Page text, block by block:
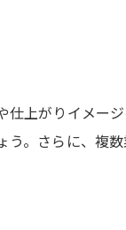
を知るべき理由
価表の特徴
上がりイメー
。さらに、複